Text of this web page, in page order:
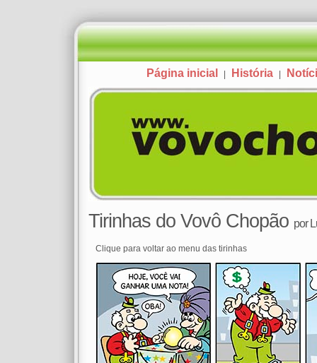
Página inicial História
Tirinhas do Vovô Chopão por
Clique para voltar ao menu das tirinhas